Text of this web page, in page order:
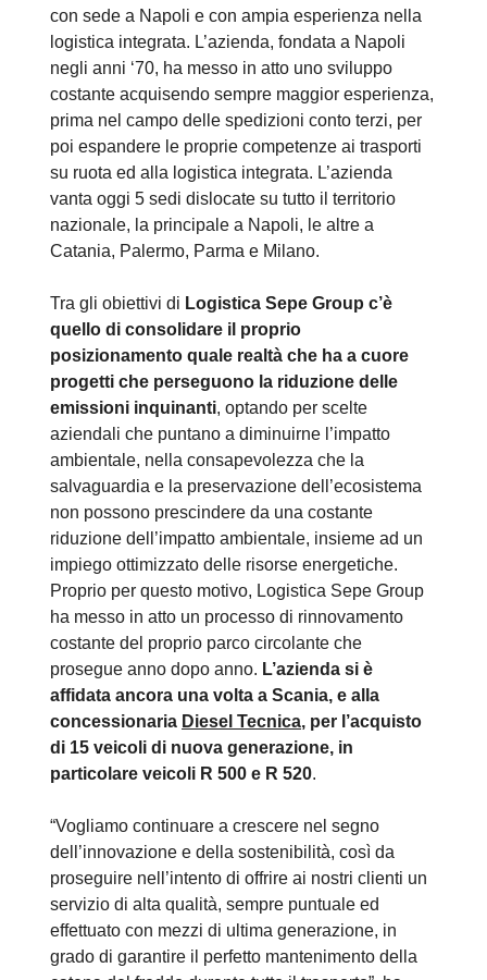
con sede a Napoli e con ampia esperienza nella
logistica integrata. L’azienda, fondata a Napoli
negli anni ‘70, ha messo in atto uno sviluppo
costante acquisendo sempre maggior esperienza,
prima nel campo delle spedizioni conto terzi, per
poi espandere le proprie competenze ai trasporti
su ruota ed alla logistica integrata. L’azienda
vanta oggi 5 sedi dislocate su tutto il territorio
nazionale, la principale a Napoli, le altre a
Catania, Palermo, Parma e Milano.
Tra gli obiettivi di Logistica Sepe Group c’è
quello di consolidare il proprio
posizionamento quale realtà che ha a cuore
progetti che perseguono la riduzione delle
emissioni inquinanti, optando per scelte
aziendali che puntano a diminuirne l’impatto
ambientale, nella consapevolezza che la
salvaguardia e la preservazione dell’ecosistema
non possono prescindere da una costante
riduzione dell’impatto ambientale, insieme ad un
impiego ottimizzato delle risorse energetiche.
Proprio per questo motivo, Logistica Sepe Group
ha messo in atto un processo di rinnovamento
costante del proprio parco circolante che
prosegue anno dopo anno. L’azienda si è
affidata ancora una volta a Scania, e alla
concessionaria Diesel Tecnica, per l’acquisto
di 15 veicoli di nuova generazione, in
particolare veicoli R 500 e R 520.
“Vogliamo continuare a crescere nel segno
dell’innovazione e della sostenibilità, così da
proseguire nell’intento di offrire ai nostri clienti un
servizio di alta qualità, sempre puntuale ed
effettuato con mezzi di ultima generazione, in
grado di garantire il perfetto mantenimento della